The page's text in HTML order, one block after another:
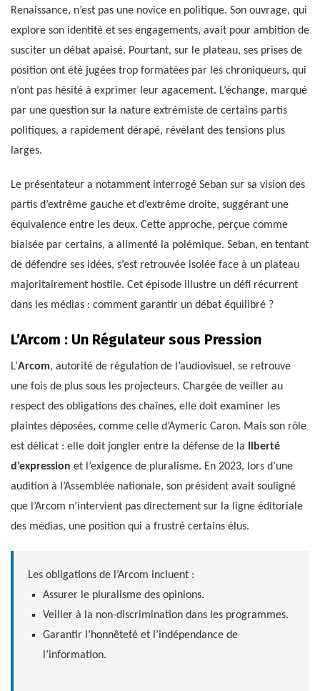
Renaissance, n’est pas une novice en politique. Son ouvrage, qui
explore son identité et ses engagements, avait pour ambition de
susciter un débat apaisé. Pourtant, sur le plateau, ses prises de
position ont été jugées trop formatées par les chroniqueurs, qui
n’ont pas hésité à exprimer leur agacement. L’échange, marqué
par une question sur la nature extrémiste de certains partis
politiques, a rapidement dérapé, révélant des tensions plus
larges.
Le présentateur a notamment interrogé Seban sur sa vision des
partis d’extrême gauche et d’extrême droite, suggérant une
équivalence entre les deux. Cette approche, perçue comme
biaisée par certains, a alimenté la polémique. Seban, en tentant
de défendre ses idées, s’est retrouvée isolée face à un plateau
majoritairement hostile. Cet épisode illustre un défi récurrent
dans les médias : comment garantir un débat équilibré ?
L’Arcom : Un Régulateur sous Pression
L’Arcom, autorité de régulation de l’audiovisuel, se retrouve
une fois de plus sous les projecteurs. Chargée de veiller au
respect des obligations des chaînes, elle doit examiner les
plaintes déposées, comme celle d’Aymeric Caron. Mais son rôle
est délicat : elle doit jongler entre la défense de la liberté
d’expression et l’exigence de pluralisme. En 2023, lors d’une
audition à l’Assemblée nationale, son président avait souligné
que l’Arcom n’intervient pas directement sur la ligne éditoriale
des médias, une position qui a frustré certains élus.
Les obligations de l’Arcom incluent :
Assurer le pluralisme des opinions.
Veiller à la non-discrimination dans les programmes.
Garantir l’honnêteté et l’indépendance de
l’information.